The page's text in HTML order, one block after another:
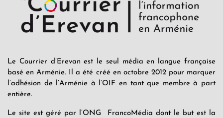
Le Courrier d’Erevan est le seul média en langue française
basé en Arménie. Il a été créé en octobre 2012 pour marquer
l’adhésion de l’Arménie à l’OIF en tant que membre à part
entière.
Le site est géré par l’ONG FrancoMédia dont le but est la